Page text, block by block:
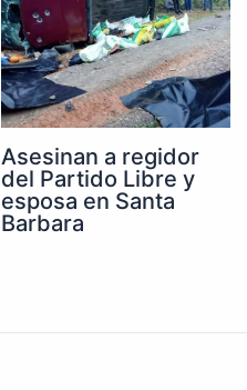
Asesinan a regidor
del Partido Libre y
esposa en Santa
Barbara